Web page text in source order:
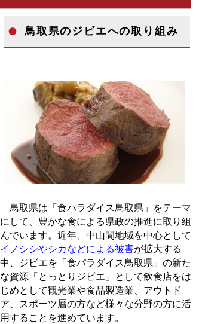
鳥取県のジビエへの取り組み
鳥取県は「食パラダイス鳥取県」をテーマ
にして、豊かな食による県政の推進に取り組
んでいます。近年、中山間地域を中心として
イノシシやシカなどによる被害が拡大する
中、ジビエを「食パラダイス鳥取県」の新た
な資源「とっとりジビエ」として飲食店をは
じめとして観光業や食品製造業、アウトド
ア、スポーツ層の方など様々な分野の方に活
用することを進めています。